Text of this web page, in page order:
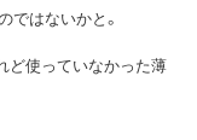
ではないかと。
ど使っていなかった薄